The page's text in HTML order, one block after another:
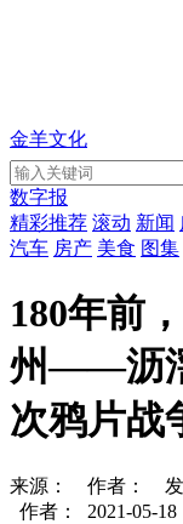
金羊文化
数字报
精彩推荐 滚动 新闻
汽车 房产 美食 图集
180年前
州——沥
次鸦片战
来源： 作者：
作者：
2021-05-18